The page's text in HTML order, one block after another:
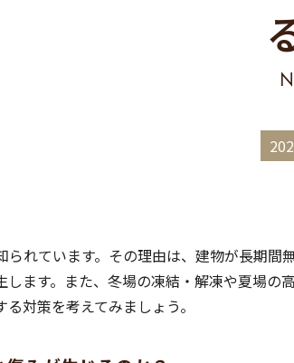
れています。その理由は、建物が長期
します。また、冬場の凍結・解凍や夏場
対策を考えてみましょう。